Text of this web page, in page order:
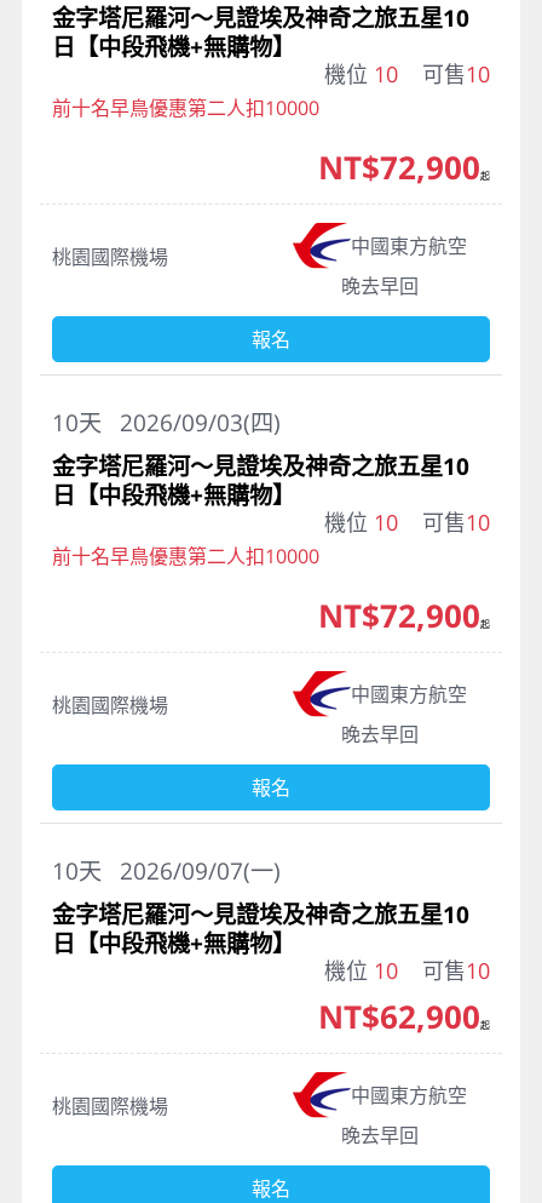
金字塔尼羅河～見證埃及神奇之旅五星10
日【中段飛機+無購物】
機位 10 可售10
前十名早鳥優惠第二人扣10000
桃園國際機場
中國東方航空
晚去早回
NT$72,900起
報名
2026/09/03(四)
10天
金字塔尼羅河～見證埃及神奇之旅五星10
日【中段飛機+無購物】
機位 10 可售10
前十名早鳥優惠第二人扣10000
桃園國際機場
中國東方航空
晚去早回
NT$72,900起
報名
2026/09/07(一)
10天
金字塔尼羅河～見證埃及神奇之旅五星10
日【中段飛機+無購物】
機位 10 可售10
桃園國際機場
中國東方航空
晚去早回
NT$62,900起
報名